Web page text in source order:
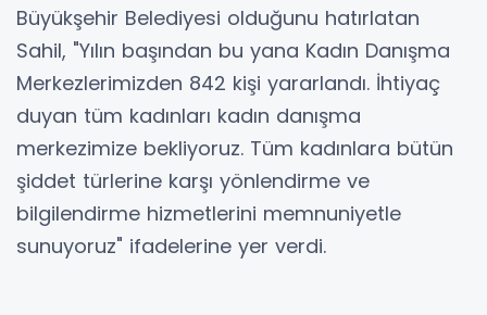
Büyükşehir Belediyesi olduğunu hatırlatan
Sahil, "Yılın başından bu yana Kadın Danışma
Merkezlerimizden 842 kişi yararlandı. İhtiyaç
duyan tüm kadınları kadın danışma
merkezimize bekliyoruz. Tüm kadınlara bütün
şiddet türlerine karşı yönlendirme ve
bilgilendirme hizmetlerini memnuniyetle
sunuyoruz" ifadelerine yer verdi.